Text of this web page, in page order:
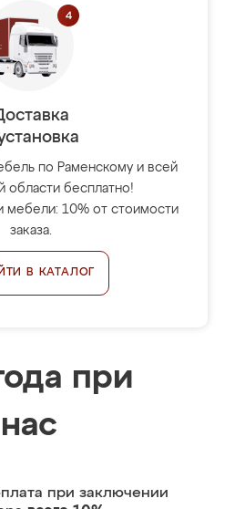
по Раменскому и всей
области бесплатно!
мебели: 10% от стоимости
заказа.
В КАТАЛОГ
при
при заключении